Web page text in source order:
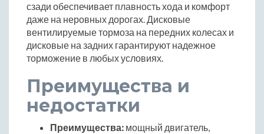
сзади обеспечивает плавность хода и комфорт
даже на неровных дорогах. Дисковые
вентилируемые тормоза на передних колесах и
дисковые на задних гарантируют надежное
торможение в любых условиях.
Преимущества и
недостатки
Преимущества: мощный двигатель,